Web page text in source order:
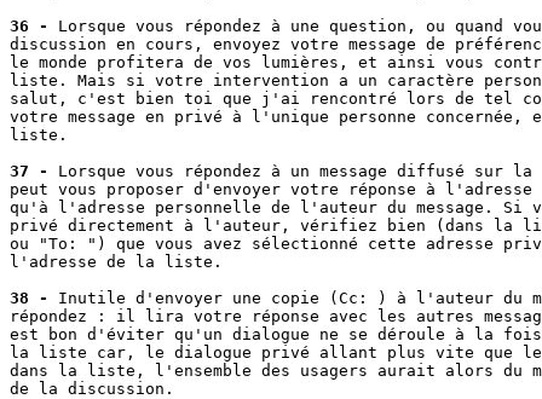
36 -
Lorsque vous répondez à une question, ou quand
discussion en cours, envoyez votre message de
le monde profitera de vos lumières, et ainsi vous
liste. Mais si votre intervention a un caractère
salut, c'est bien toi que j'ai rencontré lors de tel
votre message en privé à l'unique personne concernée,
liste.
37 -
Lorsque vous répondez à un message diffusé
peut vous proposer d'envoyer votre réponse à
qu'à l'adresse personnelle de l'auteur du message. Si
privé directement à l'auteur, vérifiez bien (dans la
ou "To: ") que vous avez sélectionné cette adresse
l'adresse de la liste.
38 -
Inutile d'envoyer une copie (Cc: ) à l'auteur du
répondez : il lira votre réponse avec les autres
est bon d'éviter qu'un dialogue ne se déroule à la
la liste car, le dialogue privé allant plus vite que le
dans la liste, l'ensemble des usagers aurait alors
de la discussion.